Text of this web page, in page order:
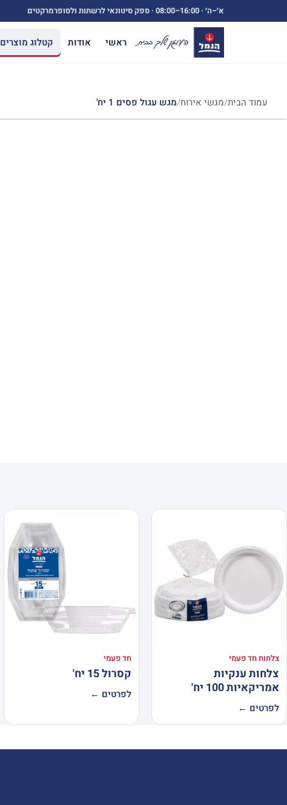
לתוכן
א׳–ה׳ · 08:00–16:00 · ספק סיטונאי לרשתות ולסופרמרקטים
ראשי אודות קטלוג מוצרים
עמוד הבית/מגשי אירוח/מגש עגול פסים 1 יח'
צלחות חד פעמי
צלחות ענקיות
אמריקאיות 100 יח'
לפרטים ←
חד פעמי
קסרול 15 יח'
לפרטים ←